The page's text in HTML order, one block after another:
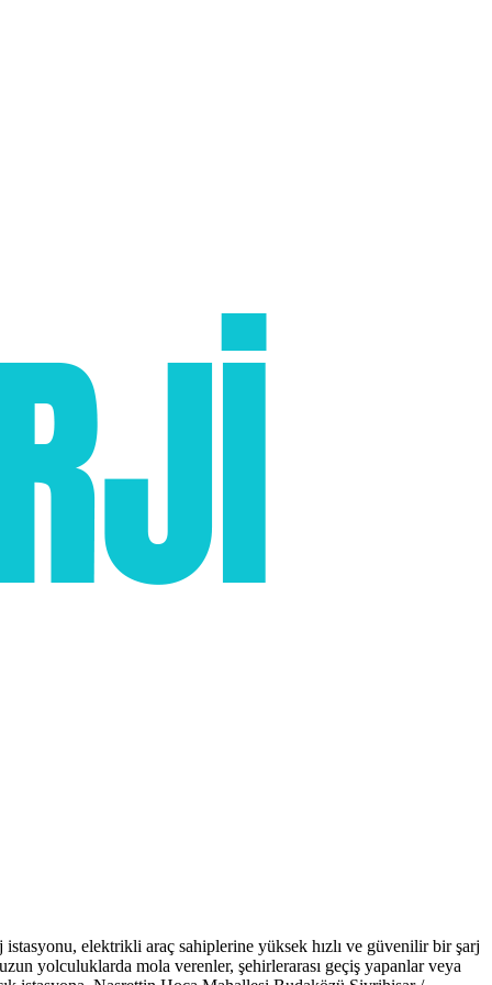
elektrikli araç sahiplerine yüksek hızlı ve güvenilir bir şarj
yolculuklarda mola verenler, şehirlerarası geçiş yapanlar veya